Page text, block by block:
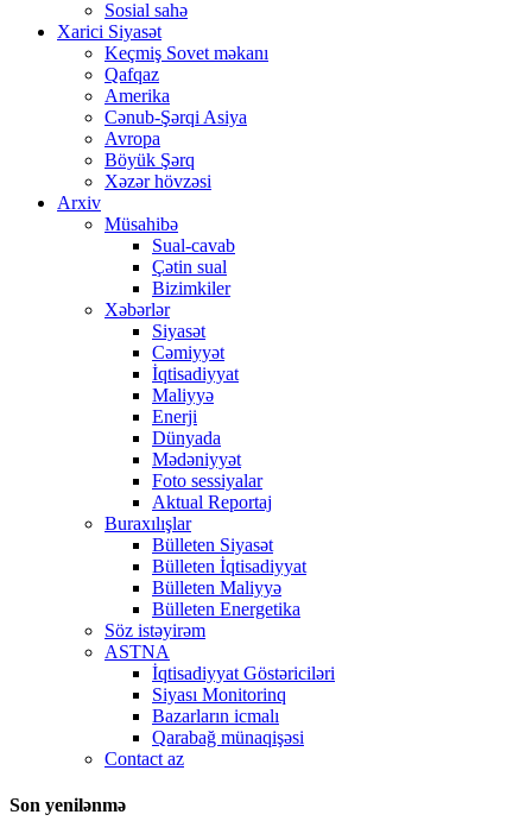
Sosial sahə
Xarici Siyasət
Keçmiş Sovet məkanı
Qafqaz
Amerika
Cənub-Şərqi Asiya
Avropa
Böyük Şərq
Xəzər hövzəsi
Arxiv
Müsahibə
Sual-cavab
Çətin sual
Bizimkiler
Xəbərlər
Siyasət
Cəmiyyət
İqtisadiyyat
Maliyyə
Enerji
Dünyada
Mədəniyyət
Foto sessiyalar
Aktual Reportaj
Buraxılışlar
Bülleten Siyasət
Bülleten İqtisadiyyat
Bülleten Maliyyə
Bülleten Energetika
Söz istəyirəm
ASTNA
İqtisadiyyat Göstəriciləri
Siyası Monitorinq
Bazarların icmalı
Qarabağ münaqişəsi
Contact az
Son yenilənmə